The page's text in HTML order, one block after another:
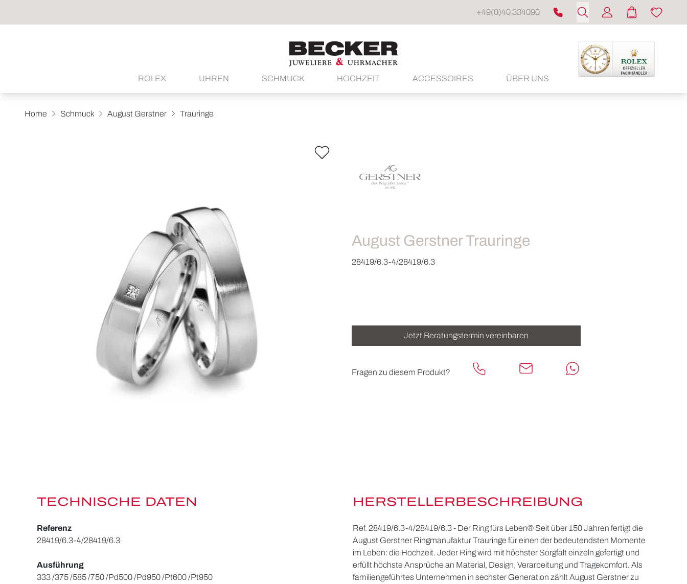
+49(0)40 334090
ROLEX UHREN SCHMUCK HOCHZEIT ACCESSOIRES ÜBER UNS
Home Schmuck August Gerstner Trauringe
August Gerstner Trauringe
28419/6.3-4/28419/6.3
Jetzt Beratungstermin vereinbaren
Fragen zu diesem Produkt?
TECHNISCHE DATEN
Referenz
28419/6.3-4/28419/6.3
Ausführung
333 /375 /585 /750 /Pd500 /Pd950 /Pt600 /Pt950
HERSTELLERBESCHREIBUNG
Ref. 28419/6.3-4/28419/6.3 - Der Ring fürs Leben® Seit über 150 Jahren fertigt die
August Gerstner Ringmanufaktur Trauringe für einen der bedeutendsten Momente
im Leben: die Hochzeit. Jeder Ring wird mit höchster Sorgfalt einzeln gefertigt und
erfüllt höchste Ansprüche an Material, Design, Verarbeitung und Tragekomfort. Als
familiengeführtes Unternehmen in sechster Generation zählt August Gerstner zu